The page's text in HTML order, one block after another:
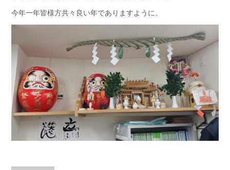
今年一年皆様方共々良い年でありますように。